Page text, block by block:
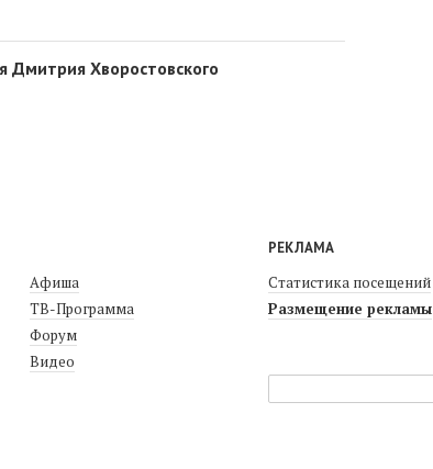
Дмитрия Хворостовского
Афиша
ТВ-Программа
Форум
Видео
РЕКЛАМА
Статистика посещений
Размещение рекламы